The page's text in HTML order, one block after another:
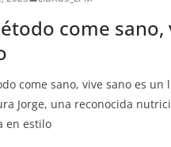
come sano,
come sano, vive sano es un
Jorge, una reconocida
en estilo